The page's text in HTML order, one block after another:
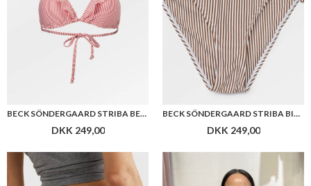
BECK SÖNDERGAARD STRIBA BEL FRILL BIKINI TOP
DKK 249,00
BECK SÖNDERGAARD STRIBA BIBI BIKINI BRIEFS
DKK 249,00